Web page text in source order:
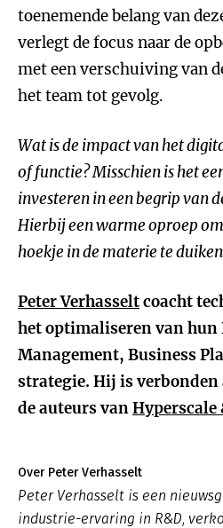
toenemende belang van
verlegt de focus naar de
met een verschuiving van
het team tot gevolg.
Wat is de impact van het
of functie? Misschien is het
investeren in een begrip van
Hierbij een warme oproep
hoekje in de materie te
Peter Verhasseltcoacht
het optimaliseren van hun
Management, Business
strategie. Hij is verbonden
de auteurs vanHyperscale
Over Peter Verhasselt
Peter Verhasselt is een
industrie-ervaring in R&D,